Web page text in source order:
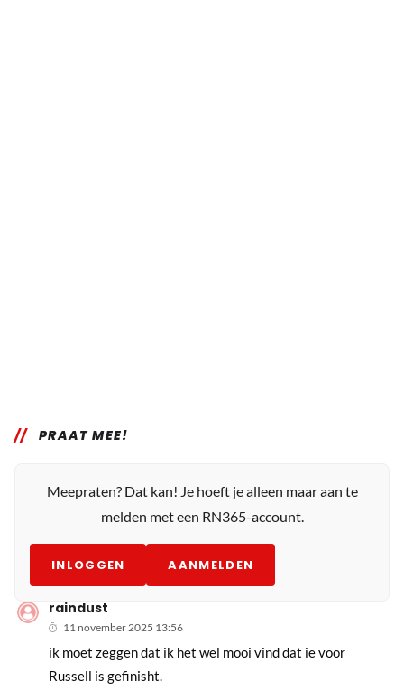
PRAAT MEE!
Meepraten? Dat kan! Je hoeft je alleen maar aan te
melden met een RN365-account.
INLOGGEN AANMELDEN
raindust
11 november 2025 13:56
ik moet zeggen dat ik het wel mooi vind dat ie voor
Russell is gefinisht.